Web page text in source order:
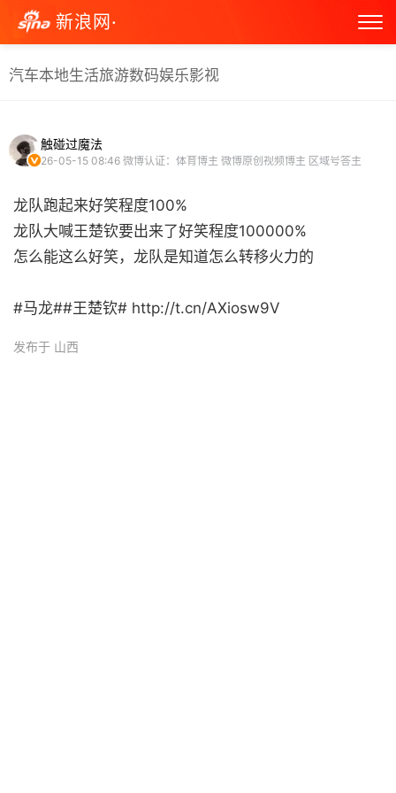
新浪网·
汽车本地生活旅游数码娱乐影视
触碰过魔法
26-05-15 08:46 微博认证：体育博主 微博原创视频博主 区域号答主
龙队跑起来好笑程度100%
龙队大喊王楚钦要出来了好笑程度100000%
怎么能这么好笑，龙队是知道怎么转移火力的
#马龙##王楚钦# http://t.cn/AXiosw9V ​
发布于 山西